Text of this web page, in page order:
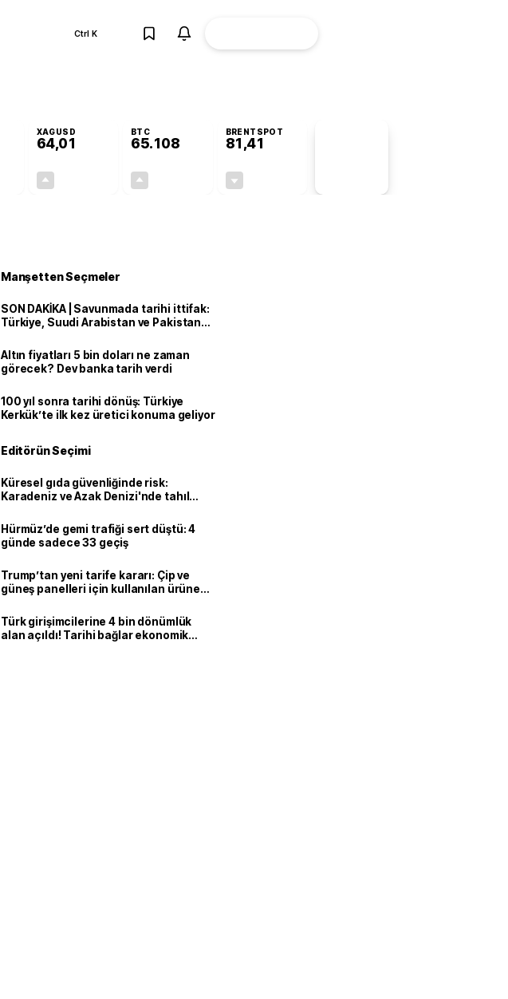
Ctrl K
XAGUSD
64,01
BTC
65.108
BRENTSPOT
81,41
Manşetten Seçmeler
SON DAKİKA | Savunmada tarihi ittifak:
Türkiye, Suudi Arabistan ve Pakistan
Altın fiyatları 5 bin doları ne zaman
görecek? Dev banka tarih verdi
100 yıl sonra tarihi dönüş: Türkiye
Kerkük’te ilk kez üretici konuma geliyor
Editörün Seçimi
Küresel gıda güvenliğinde risk:
Karadeniz ve Azak Denizi'nde tahıl
Hürmüz’de gemi trafiği sert düştü: 4
günde sadece 33 geçiş
Trump’tan yeni tarife kararı: Çip ve
güneş panelleri için kullanılan ürüne
Türk girişimcilerine 4 bin dönümlük
alan açıldı! Tarihi bağlar ekonomik